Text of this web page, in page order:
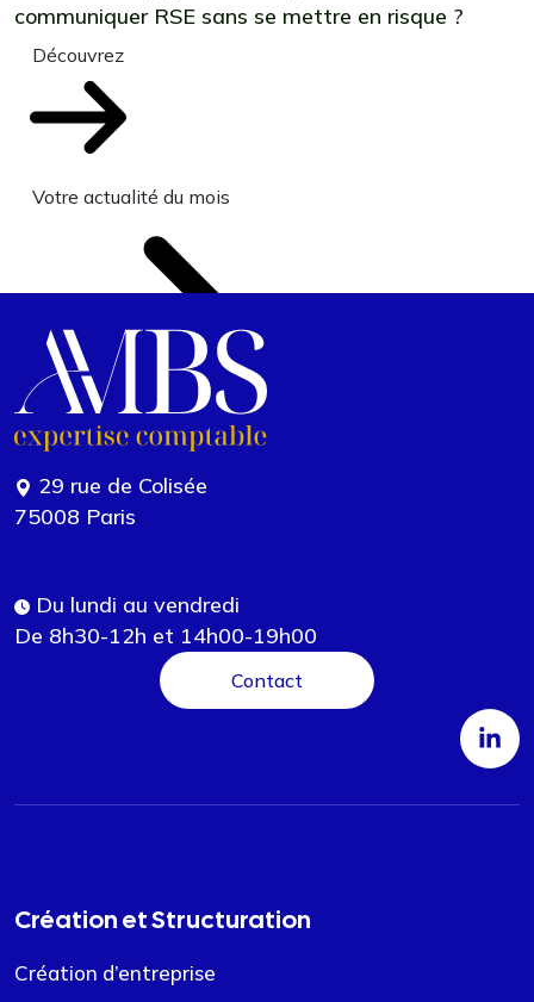
communiquer RSE sans se mettre en risque ?
Découvrez
Votre actualité du mois
29 rue de Colisée
75008 Paris
Du lundi au vendredi
De 8h30-12h et 14h00-19h00
Contact
Création et Structuration
Création d’entreprise